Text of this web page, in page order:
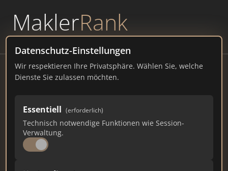
MaklerRank
powered byWAVEPOINT
Datenschutz-Einstellungen
Wir respektieren Ihre Privatsphäre. Wählen Sie, welche
Dienste Sie zulassen möchten.
Essentiell (erforderlich)
Technisch notwendige Funktionen wie Session-
Verwaltung.
Mühlbauer Bau
mf-muehlbauerbau.de
77